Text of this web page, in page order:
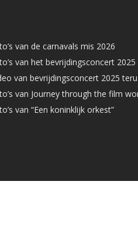
van de carnavals mis 2026
van het bevrijdingsconcert 2025
van bevrijdingsconcert 2025
van Journey through the film
van “Een koninklijk orkest”